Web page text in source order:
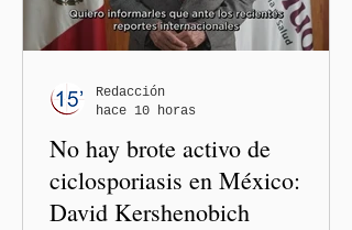
simple opinión o una broma.
No hay brote activo de
ciclosporiasis en México:
David Kershenobich
Redacción
hace 10 horas